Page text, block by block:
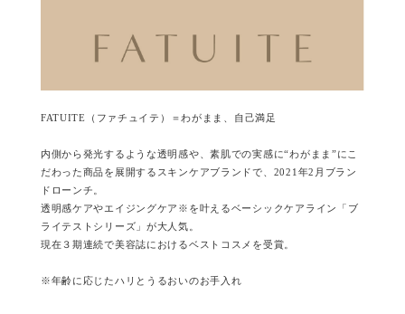
FATUITE（ファチュイテ）＝わがまま、自己満足
内側から発光するような透明感や、素肌での実感に“わがまま”にこ
だわった商品を展開するスキンケアブランドで、2021年2月ブラン
ドローンチ。
透明感ケアやエイジングケア※を叶えるベーシックケアライン「ブ
ライテストシリーズ」が大人気。
現在３期連続で美容誌におけるベストコスメを受賞。
※年齢に応じたハリとうるおいのお手入れ